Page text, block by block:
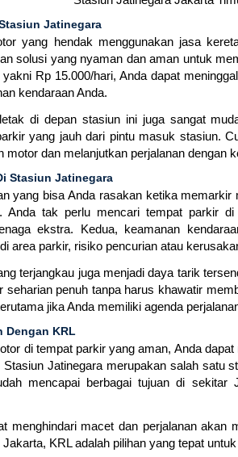
Jatinegara
yang hendak menggunakan jasa
solusi yang nyaman dan aman untuk
Rp 15.000/hari, Anda dapat
kendaraan Anda.
di depan stasiun ini juga sangat
yang jauh dari pintu masuk stasiun.
motor dan melanjutkan perjalanan dengan
Stasiun Jatinegara
yang bisa Anda rasakan ketika
Anda tak perlu mencari tempat parkir
ekstra. Kedua, keamanan
area parkir, risiko pencurian atau
terjangkau juga menjadi daya tarik
seharian penuh tanpa harus khawatir
jika Anda memiliki agenda
Dengan KRL
di tempat parkir yang aman, Anda
Jatinegara merupakan salah satu
mencapai berbagai tujuan di sekitar
menghindari macet dan perjalanan akan
KRL adalah pilihan yang tepat